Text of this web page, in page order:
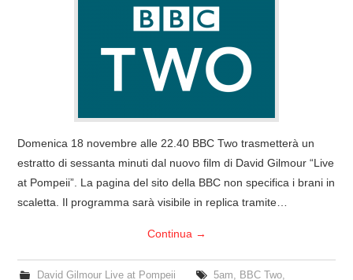
Domenica 18 novembre alle 22.40 BBC Two trasmetterà un
estratto di sessanta minuti dal nuovo film di David Gilmour “Live
at Pompeii”. La pagina del sito della BBC non specifica i brani in
scaletta. Il programma sarà visibile in replica tramite…
Continua →
David Gilmour Live at Pompeii 5am, BBC Two,